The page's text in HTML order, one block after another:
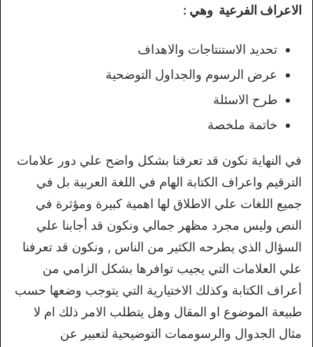
الاعراف الفرعية وهي :
تحديد الاستنتاجات والاهداف
عرض الرسوم والجداول التوضحية
طرح الاسئلة
خاتمة ملخصة
في النهاية نكون قد تعرفنا بشكل واضح علي دور علامات
الترقيم واعراف الكتابة الهام في اللغة العربية بل في
جميع اللغات علي الاطلاق لها اهمية كبيرة ومؤثرة في
النص وليس مجرد مظهر جمالي ونكون قد أجابنا علي
السؤال الذي يطرحه الكثير من الناس , ونكون قد تعرفنا
علي العلامات التي يجيب توافرها بشكل الزامي من
أعراف الكتابة وكذلك الاختيارية التي يتوجب وضعها حسب
طبيعة الموضوع او المقال وهل يتطلب الامر ذلك ام لا
مثال الجدوال والرسوممات التوضيحية لتعبير عن